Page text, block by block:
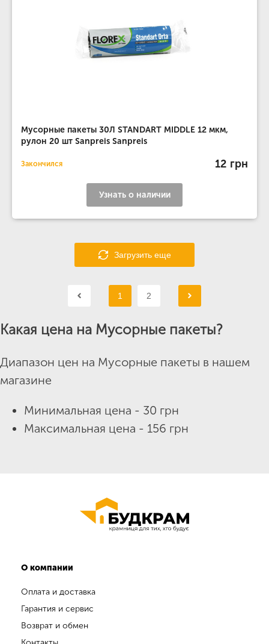
Мусорные пакеты 30Л STANDART MIDDLE 12 мкм,
рулон 20 шт Sanpreis Sanpreis
Закончился 12 грн
Узнать о наличии
Загрузить еще
1 2
Какая цена на Мусорные пакеты?
Диапазон цен на Мусорные пакеты в нашем
магазине
Минимальная цена - 30 грн
Максимальная цена - 156 грн
О компании
Оплата и доставка
Гарантия и сервис
Возврат и обмен